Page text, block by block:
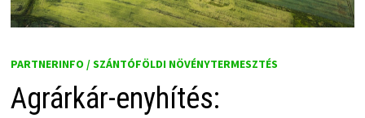
PARTNERINFO / SZÁNTÓFÖLDI NÖVÉNYTERMESZTÉS
Agrárkár-enyhítés: